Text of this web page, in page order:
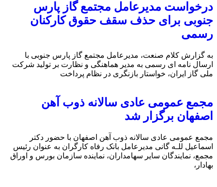
درخواست مدیرعامل مجتمع گاز پارس
جنوبی برای حذف سقف حقوق کارکنان
رسمی
به گزارش کلام صنعت، مدیرعامل مجتمع گاز پارس جنوبی با
ارسال نامه ای رسمی به مدیر هماهنگی و نظارت بر تولید شرکت
ملی گاز ایران، خواستار بازنگری در نظام پرداخت
مجمع عمومی عادی سالانه ذوب آهن
اصفهان برگزار شد
مجمع عمومی عادی سالانه ذوب آهن اصفهان با حضور دکتر
اسماعیل للـه گانی مدیرعامل بانک رفاه کارگران به عنوان رئیس
مجمع، نمایندگان سایر سهامداران، نماینده سازمان بورس و اوراق
بهادار،